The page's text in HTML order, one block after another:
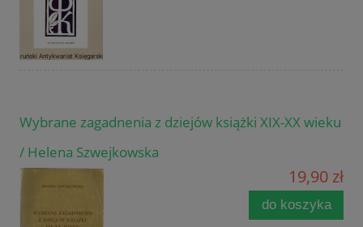
Wybrane zagadnenia z dziejów książki XIX-XX wieku
/ Helena Szwejkowska
19,90 zł
do koszyka